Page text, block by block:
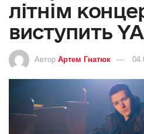
літнім
виступить
Автор Артем Гнатюк